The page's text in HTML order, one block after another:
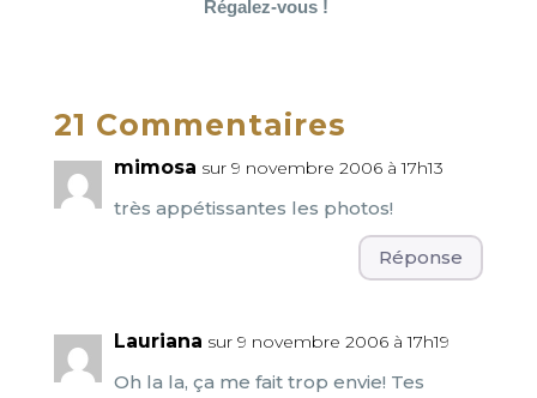
Régalez-vous !
21 Commentaires
mimosa sur 9 novembre 2006 à 17h13
très appétissantes les photos!
Réponse
Lauriana sur 9 novembre 2006 à 17h19
Oh la la, ça me fait trop envie! Tes